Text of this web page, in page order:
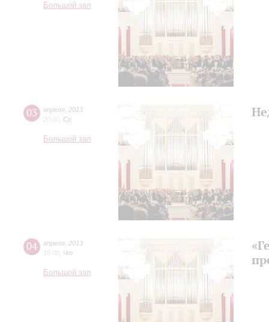
Большой зал
03 апреля 2013
20:00 Ср
Большой зал
04 апреля 2013
19:00 Чт
Большой зал